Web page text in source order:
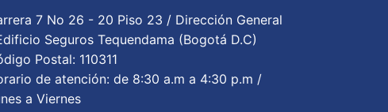
7 No 26 - 20 Piso 23 / Dirección General
Seguros Tequendama (Bogotá D.C)
Postal: 110311
de atención: de 8:30 a.m a 4:30 p.m /
a Viernes